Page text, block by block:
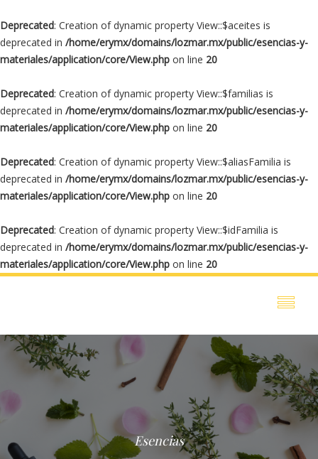
Deprecated: Creation of dynamic property View::$aceites is
deprecated in /home/erymx/domains/lozmar.mx/public/esencias-y-
materiales/application/core/View.php on line 20
Deprecated: Creation of dynamic property View::$familias is
deprecated in /home/erymx/domains/lozmar.mx/public/esencias-y-
materiales/application/core/View.php on line 20
Deprecated: Creation of dynamic property View::$aliasFamilia is
deprecated in /home/erymx/domains/lozmar.mx/public/esencias-y-
materiales/application/core/View.php on line 20
Deprecated: Creation of dynamic property View::$idFamilia is
deprecated in /home/erymx/domains/lozmar.mx/public/esencias-y-
materiales/application/core/View.php on line 20
Esencias